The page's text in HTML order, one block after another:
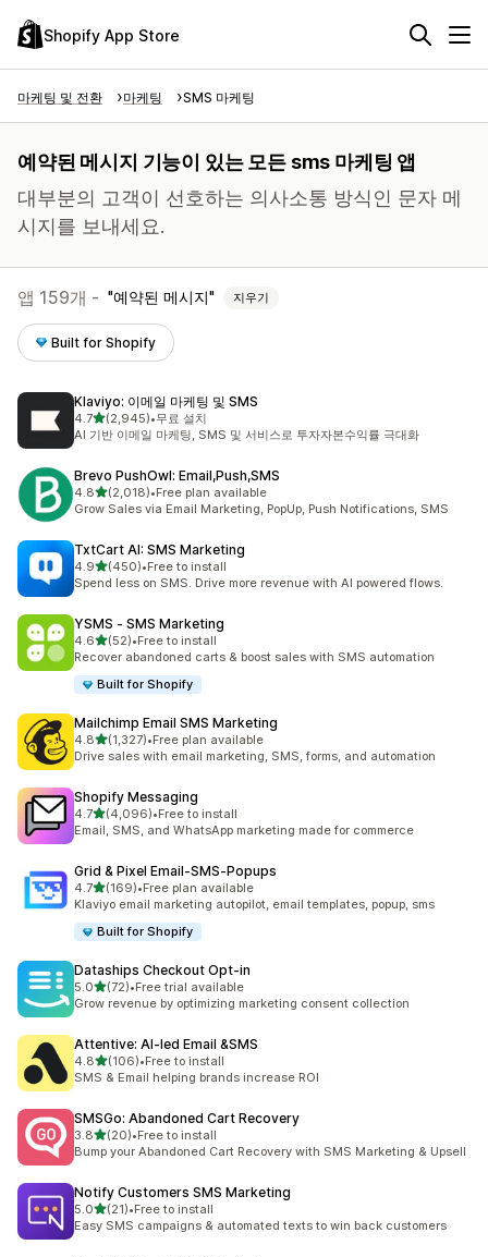
Shopify App Store
마케팅 및 전환 마케팅 SMS 마케팅
예약된 메시지 기능이 있는 모든 sms 마케팅 앱
대부분의 고객이 선호하는 의사소통 방식인 문자 메
시지를 보내세요.
앱 159개 - 예약된 메시지 지우기
Built for Shopify
Klaviyo: 이메일 마케팅 및 SMS
4.7별 5개 중
(2,945)
총 리뷰 2945개
•무료 설치
AI 기반 이메일 마케팅, SMS 및 서비스로 투자자본수익률 극대화
Brevo PushOwl: Email,Push,SMS
4.8별 5개 중
(2,018)
총 리뷰 2018개
•Free plan available
Grow Sales via Email Marketing, PopUp, Push Notifications, SMS
TxtCart AI: SMS Marketing
4.9별 5개 중
(450)
총 리뷰 450개
•Free to install
Spend less on SMS. Drive more revenue with AI powered flows.
YSMS ‑ SMS Marketing
4.6별 5개 중
(52)
총 리뷰 52개
•Free to install
Recover abandoned carts & boost sales with SMS automation
Built for Shopify
Mailchimp Email SMS Marketing
4.8별 5개 중
(1,327)
총 리뷰 1327개
•Free plan available
Drive sales with email marketing, SMS, forms, and automation
Shopify Messaging
4.7별 5개 중
(4,096)
총 리뷰 4096개
•Free to install
Email, SMS, and WhatsApp marketing made for commerce
Grid & Pixel Email‑SMS‑Popups
4.7별 5개 중
(169)
총 리뷰 169개
•Free plan available
Klaviyo email marketing autopilot, email templates, popup, sms
Built for Shopify
Dataships Checkout Opt‑in
5.0별 5개 중
(72)
총 리뷰 72개
•Free trial available
Grow revenue by optimizing marketing consent collection
Attentive: AI‑led Email &SMS
4.8별 5개 중
(106)
총 리뷰 106개
•Free to install
SMS & Email helping brands increase ROI
SMSGo: Abandoned Cart Recovery
3.8별 5개 중
(20)
총 리뷰 20개
•Free to install
Bump your Abandoned Cart Recovery with SMS Marketing & Upsell
Notify Customers SMS Marketing
5.0별 5개 중
(21)
총 리뷰 21개
•Free to install
Easy SMS campaigns & automated texts to win back customers